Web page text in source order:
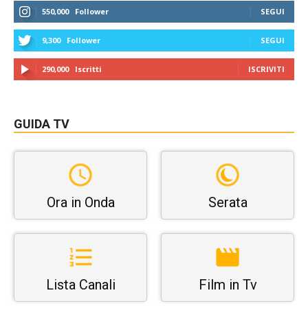
550,000 Follower SEGUI
9,300 Follower SEGUI
290,000 Iscritti ISCRIVITI
GUIDA TV
Ora in Onda Serata
Lista Canali Film in Tv